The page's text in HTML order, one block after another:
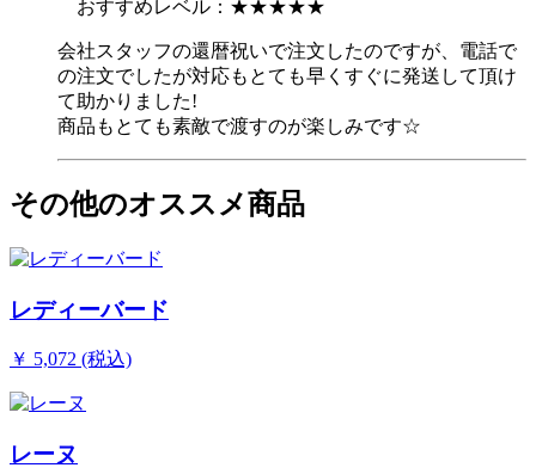
おすすめレベル： ★★★★★
会社スタッフの還暦祝いで注文したのですが、電話で
の注文でしたが対応もとても早くすぐに発送して頂け
て助かりました!
商品もとても素敵で渡すのが楽しみです☆
その他のオススメ商品
レディーバード
￥ 5,072 (税込)
レーヌ